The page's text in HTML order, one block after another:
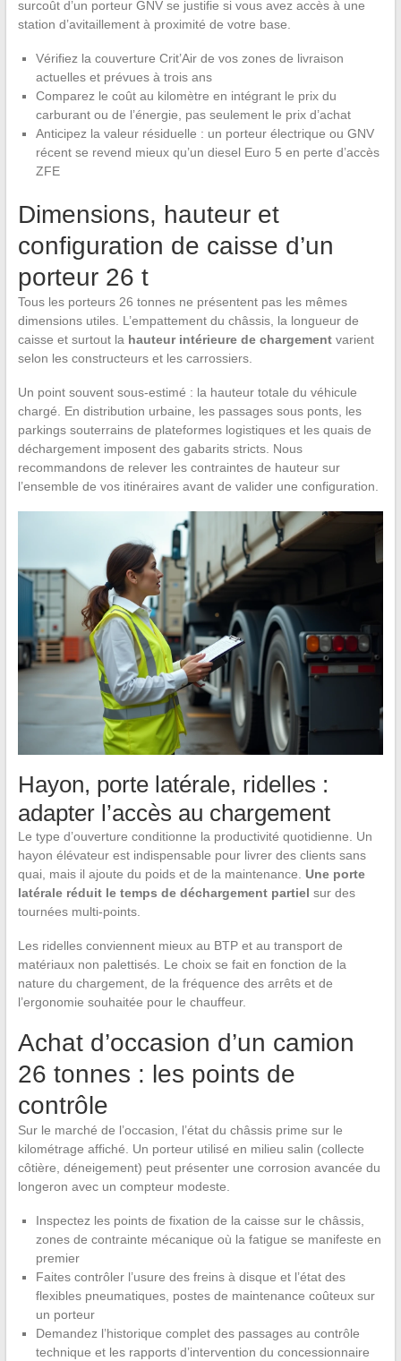
surcoût d’un porteur GNV se justifie si vous avez accès à une
station d’avitaillement à proximité de votre base.
Vérifiez la couverture Crit’Air de vos zones de livraison
actuelles et prévues à trois ans
Comparez le coût au kilomètre en intégrant le prix du
carburant ou de l’énergie, pas seulement le prix d’achat
Anticipez la valeur résiduelle : un porteur électrique ou GNV
récent se revend mieux qu’un diesel Euro 5 en perte d’accès
ZFE
Dimensions, hauteur et
configuration de caisse d’un
porteur 26 t
Tous les porteurs 26 tonnes ne présentent pas les mêmes
dimensions utiles. L’empattement du châssis, la longueur de
caisse et surtout la hauteur intérieure de chargementvarient
selon les constructeurs et les carrossiers.
Un point souvent sous-estimé : la hauteur totale du véhicule
chargé. En distribution urbaine, les passages sous ponts, les
parkings souterrains de plateformes logistiques et les quais de
déchargement imposent des gabarits stricts. Nous
recommandons de relever les contraintes de hauteur sur
l’ensemble de vos itinéraires avant de valider une configuration.
Hayon, porte latérale, ridelles :
adapter l’accès au chargement
Le type d’ouverture conditionne la productivité quotidienne. Un
hayon élévateur est indispensable pour livrer des clients sans
quai, mais il ajoute du poids et de la maintenance. Une porte
latérale réduit le temps de déchargement partiel sur des
tournées multi-points.
Les ridelles conviennent mieux au BTP et au transport de
matériaux non palettisés. Le choix se fait en fonction de la
nature du chargement, de la fréquence des arrêts et de
l’ergonomie souhaitée pour le chauffeur.
Achat d’occasion d’un camion
26 tonnes : les points de
contrôle
Sur le marché de l’occasion, l’état du châssis prime sur le
kilométrage affiché. Un porteur utilisé en milieu salin (collecte
côtière, déneigement) peut présenter une corrosion avancée du
longeron avec un compteur modeste.
Inspectez les points de fixation de la caisse sur le châssis,
zones de contrainte mécanique où la fatigue se manifeste en
premier
Faites contrôler l’usure des freins à disque et l’état des
flexibles pneumatiques, postes de maintenance coûteux sur
un porteur
Demandez l’historique complet des passages au contrôle
technique et les rapports d’intervention du concessionnaire